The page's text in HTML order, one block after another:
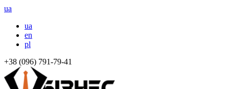
ua
ua
en
pl
+38 (096) 791-79-41